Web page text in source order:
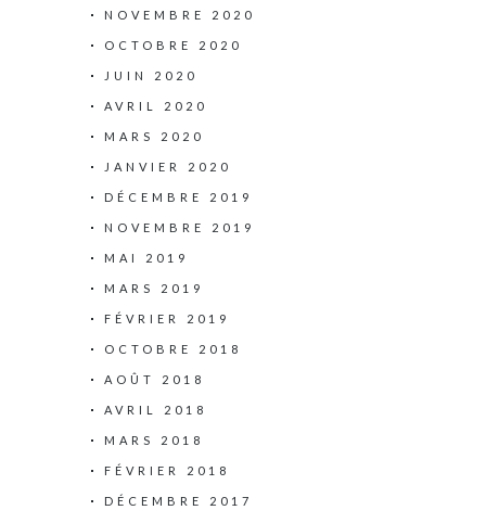
NOVEMBRE 2020
OCTOBRE 2020
JUIN 2020
AVRIL 2020
MARS 2020
JANVIER 2020
DÉCEMBRE 2019
NOVEMBRE 2019
MAI 2019
MARS 2019
FÉVRIER 2019
OCTOBRE 2018
AOÛT 2018
AVRIL 2018
MARS 2018
FÉVRIER 2018
DÉCEMBRE 2017